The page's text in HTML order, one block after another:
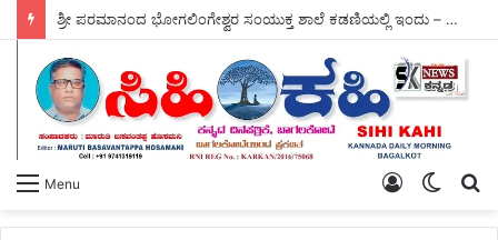
ಶ್ರೀ ಪರಮಾನಂದ ಭೋಗಲಿಂಗೇಶ್ವರ ಸಂಯುಕ್ತ ಶಾಲೆ ಕಡಣಿಯಲ್ಲಿ ಇಂದು – ವ್ಯಸನ ಮುಕ್ತ ಕಾರ್ಯಕ್ರಮ ಜರಗಿತು.
Menu
Switch
Log